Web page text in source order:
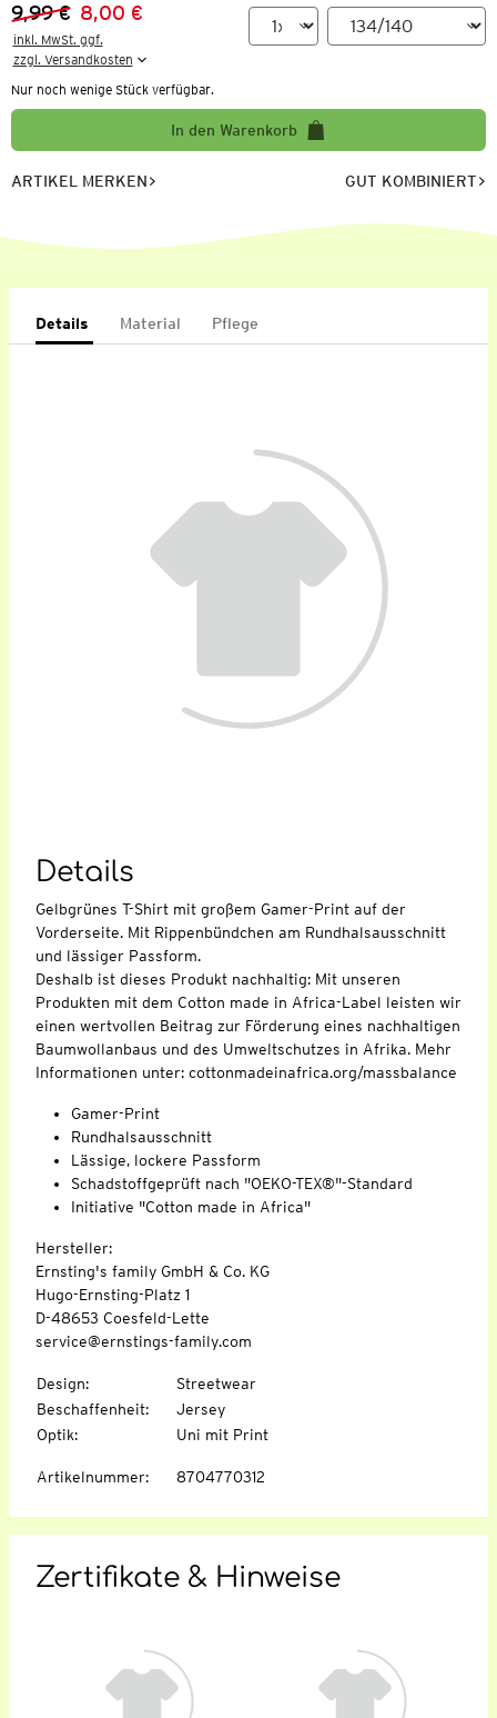
Vorheriger Preis:
9,99 €
Neuer Preis:
8,00 €
inkl. MwSt. ggf.
zzgl. Versandkosten
Nur noch wenige Stück verfügbar.
In den Warenkorb
ARTIKEL MERKEN GUT KOMBINIERT
Details Material Pflege
Details
Gelbgrünes T-Shirt mit großem Gamer-Print auf der
Vorderseite. Mit Rippenbündchen am Rundhalsausschnitt
und lässiger Passform.
Deshalb ist dieses Produkt nachhaltig: Mit unseren
Produkten mit dem Cotton made in Africa-Label leisten wir
einen wertvollen Beitrag zur Förderung eines nachhaltigen
Baumwollanbaus und des Umweltschutzes in Afrika. Mehr
Informationen unter: cottonmadeinafrica.org/massbalance
Gamer-Print
Rundhalsausschnitt
Lässige, lockere Passform
Schadstoffgeprüft nach "OEKO-TEX®"-Standard
Initiative "Cotton made in Africa"
Hersteller:
Ernsting's family GmbH & Co. KG
Hugo-Ernsting-Platz 1
D-48653 Coesfeld-Lette
service@ernstings-family.com
Design:
Streetwear
Beschaffenheit:
Jersey
Optik: Uni mit Print
Artikelnummer: 8704770312
Zertifikate & Hinweise